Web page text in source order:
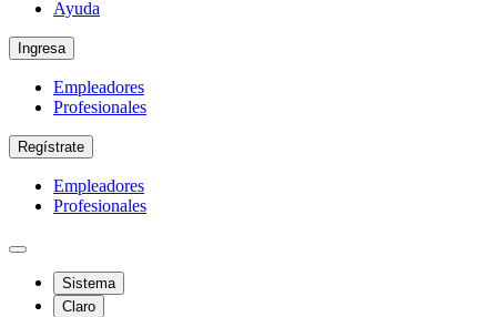
Ayuda
Ingresa
Empleadores
Profesionales
Regístrate
Empleadores
Profesionales
Sistema
Claro